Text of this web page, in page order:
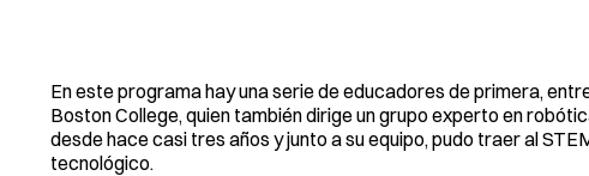
En este programa hay una serie de educadores de primera,
Boston College, quien también dirige un grupo experto en
desde hace casi tres años y junto a su equipo, pudo traer al
tecnológico.